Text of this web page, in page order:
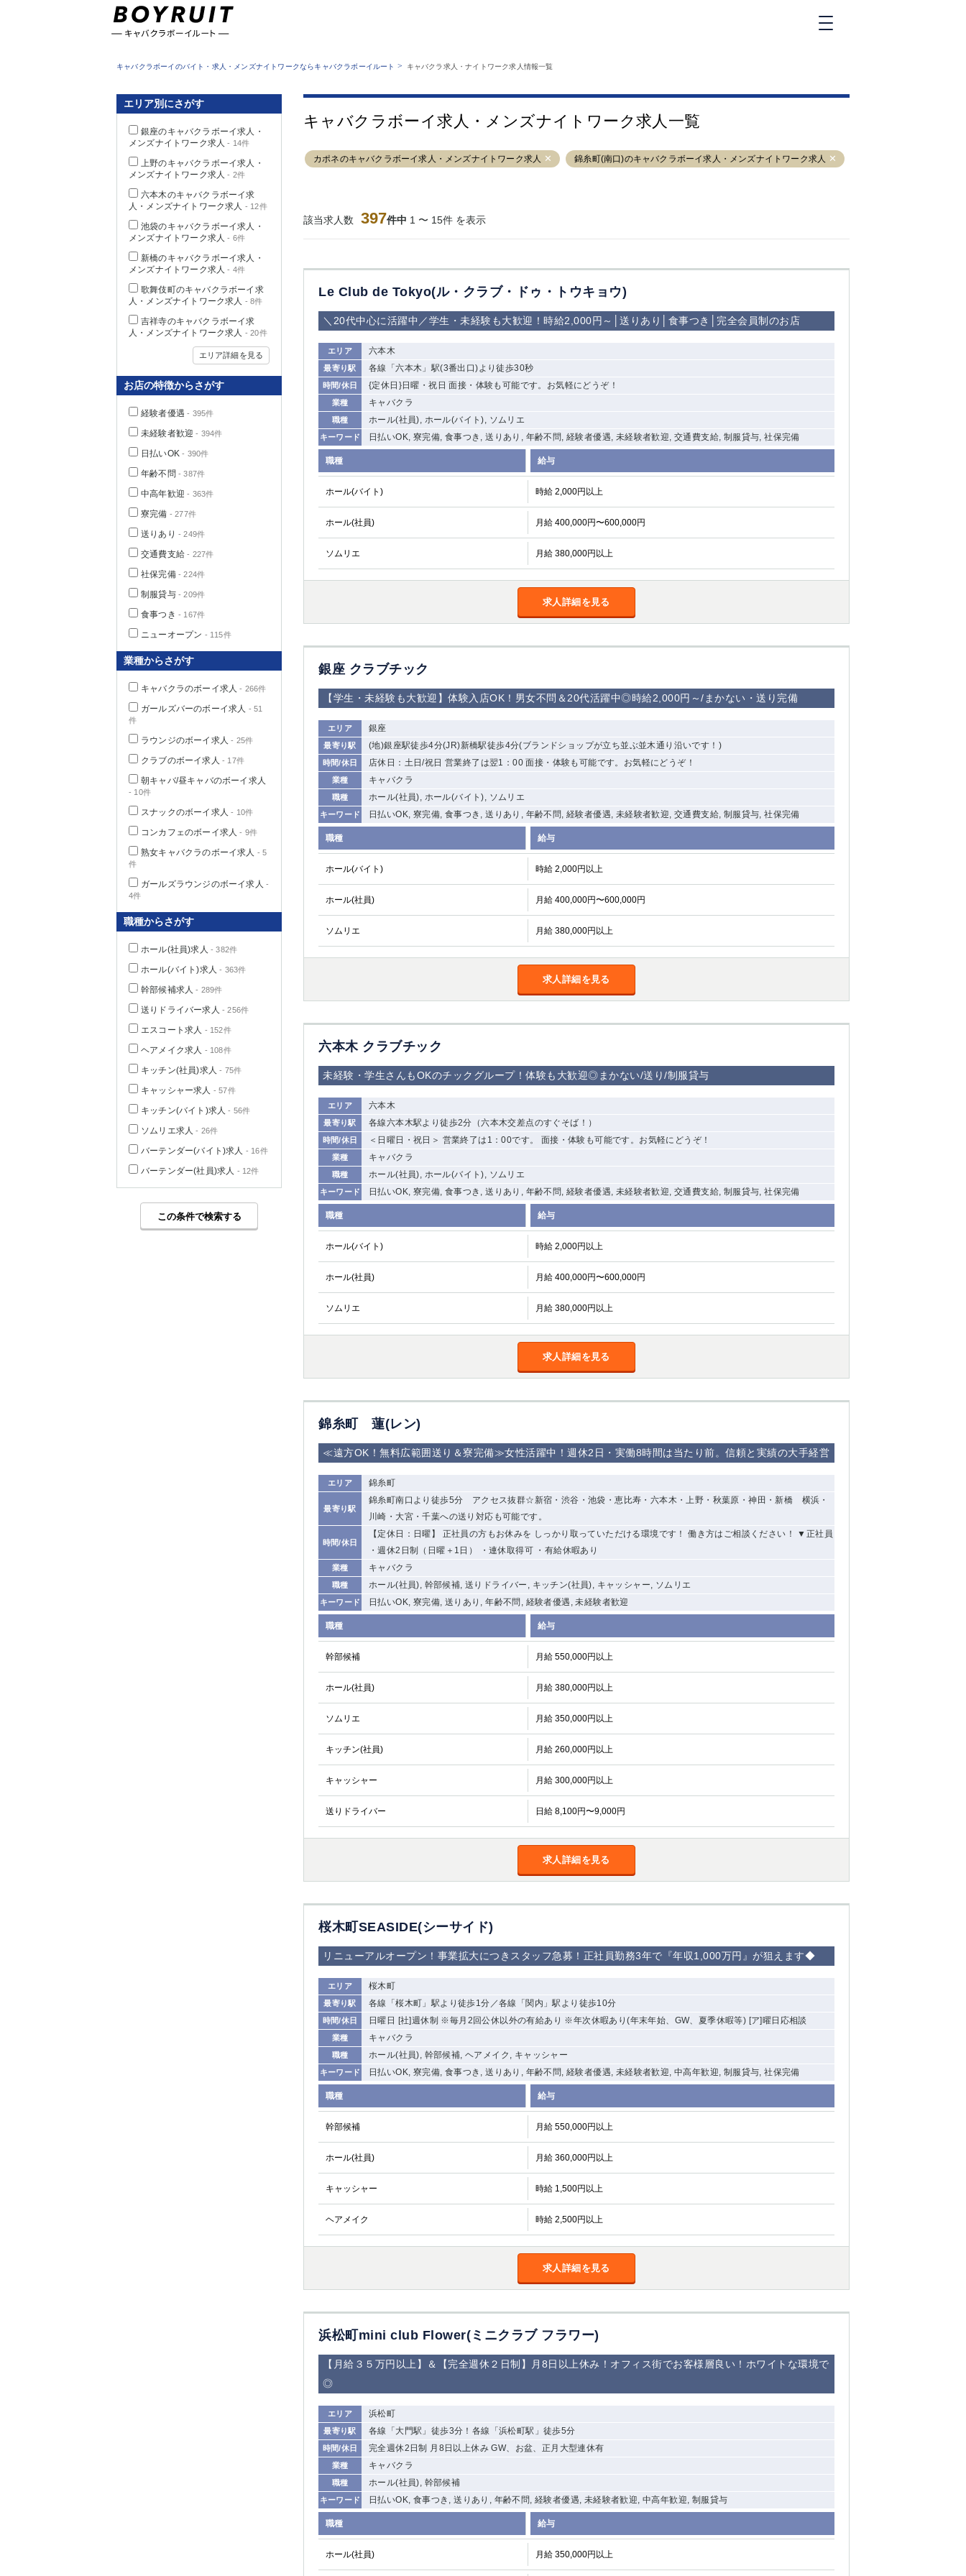
業種から探す
職種から探す
キャバクラボーイルートとは？
サイトマップ
キャバクラボーイのバイト・求人・メンズナイトワークならキャバクラボーイルート > キャバクラ求人・ナイトワーク求人情報一覧
キャバクラボーイ求人・メンズナイトワーク求人一覧
カポネのキャバクラボーイ求人・メンズナイトワーク求人 錦糸町(南口)のキャバクラボーイ求人・メンズナイトワーク求人
該当求人数 397件中 1 〜 15件 を表示
Le Club de Tokyo(ル・クラブ・ドゥ・トウキョウ)
＼20代中心に活躍中／学生・未経験も大歓迎！時給2,000円～│送りあり│食事つき│完全会員制のお店
エリア 六本木
最寄り駅 各線「六本木」駅(3番出口)より徒歩30秒
時間/休日 {定休日}日曜・祝日 面接・体験も可能です。お気軽にどうぞ！
業種 キャバクラ
職種 ホール(社員), ホール(バイト), ソムリエ
キーワード 日払いOK, 寮完備, 食事つき, 送りあり, 年齢不問, 経験者優遇, 未経験者歓迎, 交通費支給, 制服貸与, 社保完備
職種 給与
ホール(バイト) 時給 2,000円以上
ホール(社員) 月給 400,000円〜600,000円
ソムリエ 月給 380,000円以上
求人詳細を見る
銀座 クラブチック
【学生・未経験も大歓迎】体験入店OK！男女不問＆20代活躍中◎時給2,000円～/まかない・送り完備
エリア 銀座
最寄り駅 (地)銀座駅徒歩4分(JR)新橋駅徒歩4分(ブランドショップが立ち並ぶ並木通り沿いです！)
時間/休日 店休日：土日/祝日 営業終了は翌1：00 面接・体験も可能です。お気軽にどうぞ！
業種 キャバクラ
職種 ホール(社員), ホール(バイト), ソムリエ
キーワード 日払いOK, 寮完備, 食事つき, 送りあり, 年齢不問, 経験者優遇, 未経験者歓迎, 交通費支給, 制服貸与, 社保完備
職種 給与
ホール(バイト) 時給 2,000円以上
ホール(社員) 月給 400,000円〜600,000円
ソムリエ 月給 380,000円以上
求人詳細を見る
六本木 クラブチック
未経験・学生さんもOKのチックグループ！体験も大歓迎◎まかない/送り/制服貸与
エリア 六本木
最寄り駅 各線六本木駅より徒歩2分（六本木交差点のすぐそば！）
時間/休日 ＜日曜日・祝日＞ 営業終了は1：00です。 面接・体験も可能です。お気軽にどうぞ！
業種 キャバクラ
職種 ホール(社員), ホール(バイト), ソムリエ
キーワード 日払いOK, 寮完備, 食事つき, 送りあり, 年齢不問, 経験者優遇, 未経験者歓迎, 交通費支給, 制服貸与, 社保完備
職種 給与
ホール(バイト) 時給 2,000円以上
ホール(社員) 月給 400,000円〜600,000円
ソムリエ 月給 380,000円以上
求人詳細を見る
錦糸町 蓮(レン)
≪遠方OK！無料広範囲送り＆寮完備≫女性活躍中！週休2日・実働8時間は当たり前。信頼と実績の大手経営
エリア 錦糸町
最寄り駅
錦糸町南口より徒歩5分 アクセス抜群☆新宿・渋谷・池袋・恵比寿・六本木・上野・秋葉原・神田・新橋 横浜・
川崎・大宮・千葉への送り対応も可能です。
時間/休日
【定休日：日曜】 正社員の方もお休みを しっかり取っていただける環境です！ 働き方はご相談ください！ ▼正社員
・週休2日制（日曜＋1日） ・連休取得可 ・有給休暇あり
業種 キャバクラ
職種 ホール(社員), 幹部候補, 送りドライバー, キッチン(社員), キャッシャー, ソムリエ
キーワード 日払いOK, 寮完備, 送りあり, 年齢不問, 経験者優遇, 未経験者歓迎
職種 給与
幹部候補 月給 550,000円以上
ホール(社員) 月給 380,000円以上
ソムリエ 月給 350,000円以上
キッチン(社員) 月給 260,000円以上
キャッシャー 月給 300,000円以上
送りドライバー 日給 8,100円〜9,000円
求人詳細を見る
桜木町SEASIDE(シーサイド)
リニューアルオープン！事業拡大につきスタッフ急募！正社員勤務3年で『年収1,000万円』が狙えます◆
エリア 桜木町
最寄り駅 各線「桜木町」駅より徒歩1分／各線「関内」駅より徒歩10分
時間/休日 日曜日 [社]週休制 ※毎月2回公休以外の有給あり ※年次休暇あり(年末年始、GW、夏季休暇等) [ア]曜日応相談
業種 キャバクラ
職種 ホール(社員), 幹部候補, ヘアメイク, キャッシャー
キーワード 日払いOK, 寮完備, 食事つき, 送りあり, 年齢不問, 経験者優遇, 未経験者歓迎, 中高年歓迎, 制服貸与, 社保完備
職種 給与
幹部候補 月給 550,000円以上
ホール(社員) 月給 360,000円以上
キャッシャー 時給 1,500円以上
ヘアメイク 時給 2,500円以上
求人詳細を見る
浜松町mini club Flower(ミニクラブ フラワー)
【月給３５万円以上】＆【完全週休２日制】月8日以上休み！オフィス街でお客様層良い！ホワイトな環境で
◎
エリア 浜松町
最寄り駅 各線「大門駅」徒歩3分！各線「浜松町駅」徒歩5分
時間/休日 完全週休2日制 月8日以上休み GW、お盆、正月大型連休有
業種 キャバクラ
職種 ホール(社員), 幹部候補
キーワード 日払いOK, 食事つき, 送りあり, 年齢不問, 経験者優遇, 未経験者歓迎, 中高年歓迎, 制服貸与
職種 給与
ホール(社員) 月給 350,000円以上
エリア別にさがす
銀座のキャバクラボーイ求人・
メンズナイトワーク求人 - 14件
上野のキャバクラボーイ求人・
メンズナイトワーク求人 - 2件
六本木のキャバクラボーイ求
人・メンズナイトワーク求人 - 12件
池袋のキャバクラボーイ求人・
メンズナイトワーク求人 - 6件
新橋のキャバクラボーイ求人・
メンズナイトワーク求人 - 4件
歌舞伎町のキャバクラボーイ求
人・メンズナイトワーク求人 - 8件
吉祥寺のキャバクラボーイ求
人・メンズナイトワーク求人 - 20件
エリア詳細を見る
お店の特徴からさがす
経験者優遇 - 395件
未経験者歓迎 - 394件
日払いOK - 390件
年齢不問 - 387件
中高年歓迎 - 363件
寮完備 - 277件
送りあり - 249件
交通費支給 - 227件
社保完備- 224件
制服貸与- 209件
食事つき - 167件
ニューオープン - 115件
業種からさがす
キャバクラのボーイ求人 - 266件
ガールズバーのボーイ求人 - 51
件
ラウンジのボーイ求人 - 25件
クラブのボーイ求人 - 17件
朝キャバ/昼キャバのボーイ求人
- 10件
スナックのボーイ求人 - 10件
コンカフェのボーイ求人 - 9件
熟女キャバクラのボーイ求人 - 5
件
ガールズラウンジのボーイ求人 -
4件
職種からさがす
ホール(社員)求人 - 382件
ホール(バイト)求人 - 363件
幹部候補求人 - 289件
送りドライバー求人 - 256件
エスコート求人 - 152件
ヘアメイク求人 - 108件
キッチン(社員)求人 - 75件
キャッシャー求人 - 57件
キッチン(バイト)求人 - 56件
ソムリエ求人 - 26件
バーテンダー(バイト)求人 - 16件
バーテンダー(社員)求人 - 12件
この条件で検索する
東京都 銀座 上野 六本木
立川
千葉中央 門前仲町 町田
五反田
麻布
大山
赤坂 高円寺 赤羽
品川
ひばりヶ丘（北
学芸大学
の好立地！
「赤羽駅」から
徒歩2分 ②東
京メトロ南北線
「赤羽岩淵駅」
から徒歩10分
口）
新宿 ③新宿三
丁目 ④西武新
宿
①歌舞伎町 ②
新宿
①東武練馬 ②
成増・板橋 ③
大山 ②池袋
池袋東口 金町 大井町
下赤塚 竹ノ塚 三鷹
荻窪
浅草 新小岩 幡ヶ谷
祖師ヶ谷大蔵
五井
関内 横浜 川崎 溝の口
本厚木
新横浜
武蔵小杉
小田原
横浜・桜木町
関内・馬車道・
日ノ出町
武蔵新城 元住吉
茅ヶ崎 戸塚 たまプラーザ 大船
相模原
桜木町
大宮 南越谷 志木 川越
草加
加松原＞
春日部
船橋 津田沼 成田 千葉
西船橋
佐倉
茂原
松戸 八千代台 本八幡
東金
浦安
宇都宮
都宮西口）
茨城県
高崎
0 選択した内容で設定